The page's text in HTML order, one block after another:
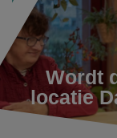
Wordt
locatie